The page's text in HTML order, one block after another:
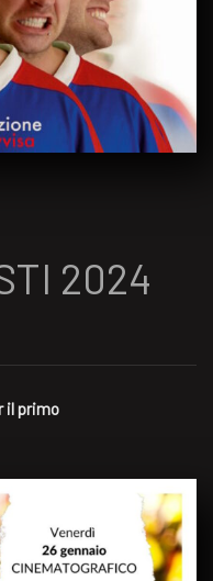
2024
il primo